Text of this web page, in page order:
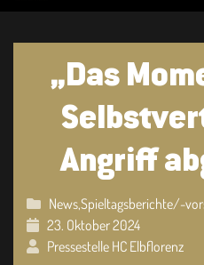
„Das
Angriff
News,Spieltagsberichte/-
23. Oktober 2024
Pressestelle HC Elbflorenz